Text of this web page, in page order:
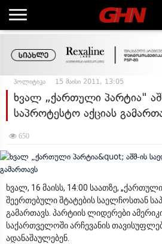
პოლიტიკა 15 მაისი 2011, 13:05
ხვალ „ქართული პარტია"
საპროტესტო აქციას
650
ხვალ, 16 მაისს, 14:00 საათზე,
შეერთებული შტატების საელჩოსთან
გამართავს. პარტიის ლიდერები
საქართველოში არჩევანის
ადანაშაულებენ.